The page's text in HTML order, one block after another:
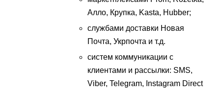
Алло, Крупка, Kasta, Hubber;
службами доставки Новая
Почта, Укрпочта и т.д.
систем коммуникации с
клиентами и рассылки: SMS,
Viber, Telegram, Instagram Direct